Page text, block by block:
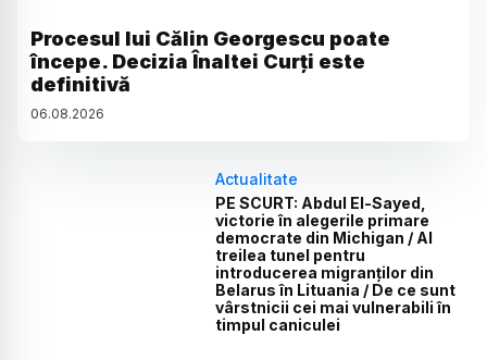
Procesul lui Călin Georgescu poate
începe. Decizia Înaltei Curți este
definitivă
06.08.2026
Actualitate
PE SCURT: Abdul El-Sayed,
victorie în alegerile primare
democrate din Michigan / Al
treilea tunel pentru
introducerea migranților din
Belarus în Lituania / De ce sunt
vârstnicii cei mai vulnerabili în
timpul caniculei